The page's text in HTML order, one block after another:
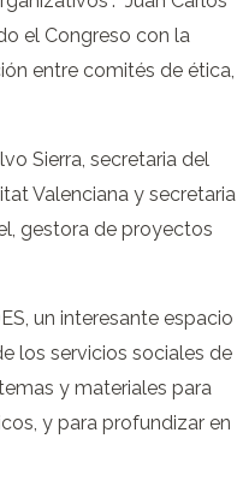
el Congreso con la
entre comités de ética,
Sierra, secretaria del
Valenciana y secretaria
gestora de proyectos
un interesante espacio
los servicios sociales de
y materiales para
y para profundizar en